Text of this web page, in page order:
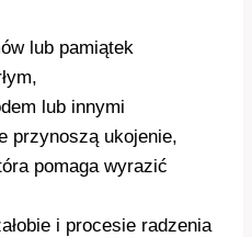
lub pamiątek
lub innymi
przynoszą ukojenie,
pomaga wyrazić
i procesie radzenia